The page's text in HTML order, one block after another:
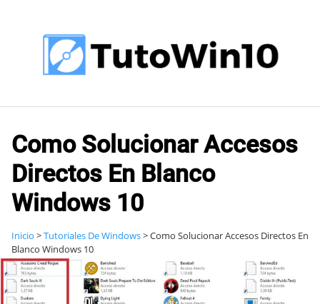
contenido
Como Solucionar Accesos
Directos En Blanco
Windows 10
Inicio >Tutoriales De Windows>Como Solucionar Accesos Directos En
Blanco Windows 10